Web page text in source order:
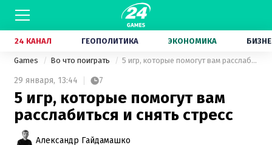
24 КАНАЛ ГЕОПОЛИТИКА ЭКОНОМИКА
Games Во что поиграть 5 игр, которые помогут вам расслабиться и снять стресс
29 января, 13:44 7
5 игр, которые помогут вам
расслабиться и снять стресс
Александр Гайдамашко